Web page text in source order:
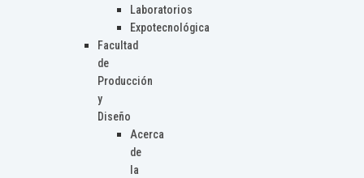
Laboratorios
Expotecnológica
Facultad
de
Producción
y
Diseño
Acerca
de
la